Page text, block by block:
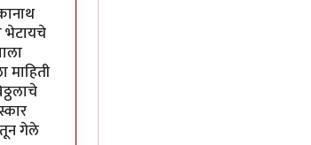
भेटायचे
गेले